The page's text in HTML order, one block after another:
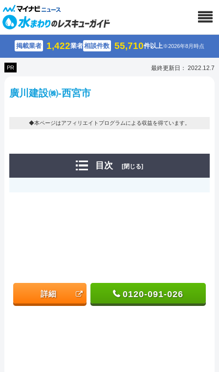
掲載業者 1,422業者相談件数 55,710件以上※2026年8月時点
PR 最終更新日： 2022.12.7
廣川建設㈱-西宮市
◆本ページはアフィリエイトプログラムによる収益を得ています。
目次 [閉じる]
詳細 0120-091-026